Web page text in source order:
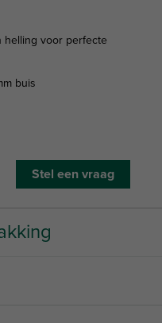
helling voor perfecte
buis
Stel een vraag